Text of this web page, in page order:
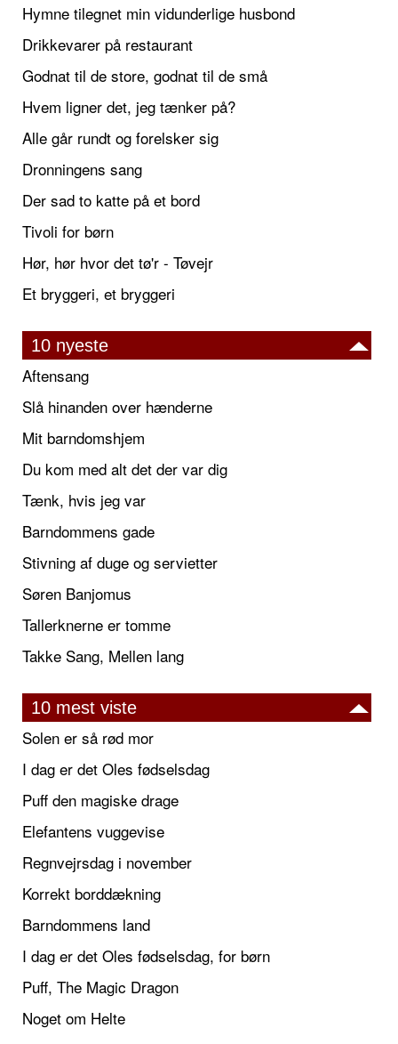
Hymne tilegnet min vidunderlige husbond
Drikkevarer på restaurant
Godnat til de store, godnat til de små
Hvem ligner det, jeg tænker på?
Alle går rundt og forelsker sig
Dronningens sang
Der sad to katte på et bord
Tivoli for børn
Hør, hør hvor det tø'r - Tøvejr
Et bryggeri, et bryggeri
10 nyeste
Aftensang
Slå hinanden over hænderne
Mit barndomshjem
Du kom med alt det der var dig
Tænk, hvis jeg var
Barndommens gade
Stivning af duge og servietter
Søren Banjomus
Tallerknerne er tomme
Takke Sang, Mellen lang
10 mest viste
Solen er så rød mor
I dag er det Oles fødselsdag
Puff den magiske drage
Elefantens vuggevise
Regnvejrsdag i november
Korrekt borddækning
Barndommens land
I dag er det Oles fødselsdag, for børn
Puff, The Magic Dragon
Noget om Helte